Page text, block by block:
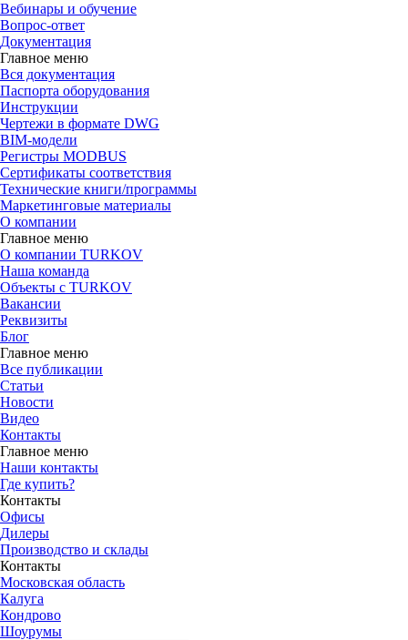
Вебинары и обучение
Вопрос-ответ
Документация
Главное меню
Вся документация
Паспорта оборудования
Инструкции
Чертежи в формате DWG
BIM-модели
Регистры MODBUS
Сертификаты соответствия
Технические книги/программы
Маркетинговые материалы
О компании
Главное меню
О компании TURKOV
Наша команда
Объекты с TURKOV
Вакансии
Реквизиты
Блог
Главное меню
Все публикации
Статьи
Новости
Видео
Контакты
Главное меню
Наши контакты
Где купить?
Контакты
Офисы
Дилеры
Производство и склады
Контакты
Московская область
Калуга
Кондрово
Шоурумы